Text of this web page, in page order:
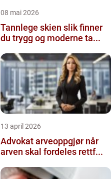
08 mai 2026
Tannlege skien slik finner
du trygg og moderne ta...
13 april 2026
Advokat arveoppgjør når
arven skal fordeles rettf...